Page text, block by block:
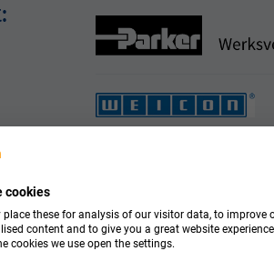
cookies
place these for analysis of our visitor data, to improve
content and to give you a great website
cookies we use open the settings.